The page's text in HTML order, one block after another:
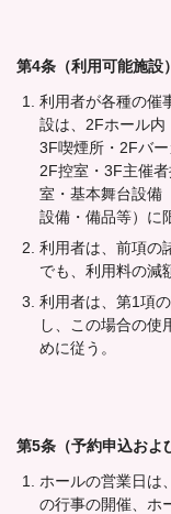
第4条（利用可能施設）
利用者が各種の催
設は、2Fホール内
3F喫煙所・2Fバ
2F控室・3F主催
室・基本舞台設備
設備・備品等）に
利用者は、前項の
でも、利用料の減
利用者は、第1項
し、この場合の使
めに従う。
第5条（予約申込およ
ホールの営業日は
の行事の開催、ホ